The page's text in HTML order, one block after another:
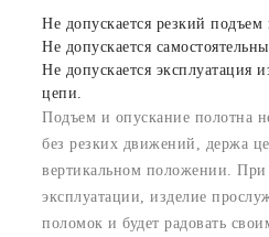
Не допускается резкий подъем
Не допускается
Не допускается эксплуатация
цепи.
Подъем и опускание полотна
без резких движений, держа
вертикальном положении.
эксплуатации, изделие
поломок и будет радовать